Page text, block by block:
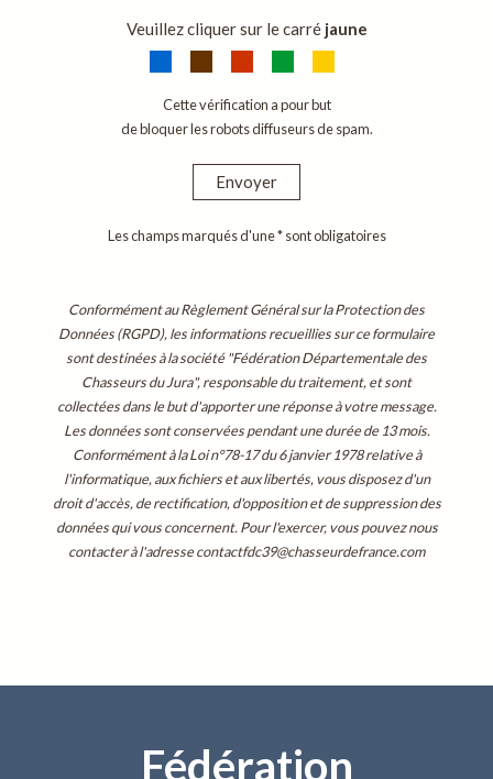
Veuillez cliquer sur le carré jaune
Cette vérification a pour but
de bloquer les robots diffuseurs de spam.
Envoyer
Les champs marqués d'une * sont obligatoires
Conformément au Règlement Général sur la Protection des
Données (RGPD), les informations recueillies sur ce formulaire
sont destinées à la société "Fédération Départementale des
Chasseurs du Jura", responsable du traitement, et sont
collectées dans le but d'apporter une réponse à votre message.
Les données sont conservées pendant une durée de 13 mois.
Conformément à la Loi n°78-17 du 6 janvier 1978 relative à
l'informatique, aux fichiers et aux libertés, vous disposez d'un
droit d'accès, de rectification, d'opposition et de suppression des
données qui vous concernent. Pour l'exercer, vous pouvez nous
contacter à l'adresse contactfdc39@chasseurdefrance.com
Fédération